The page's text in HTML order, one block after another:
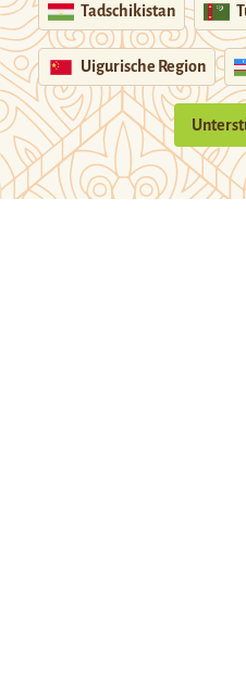
Tadschikistan
Uigurische Region